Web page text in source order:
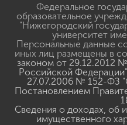
Федеральное
образовательное
"Нижегородский
университет
Персональные данные
иных лиц размещены в
законом от 29.12.2012
Российской Федерации",
27.07.2006 № 152-ФЗ
Постановлением
Сведения о доходах, об
имущественного